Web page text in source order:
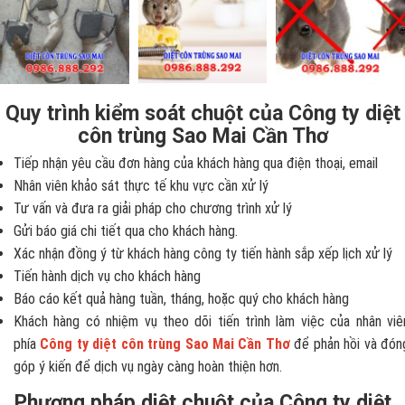
Quy trình kiểm soát chuột của Công ty diệt
côn trùng Sao Mai Cần Thơ
Tiếp nhận yêu cầu đơn hàng của khách hàng qua điện thoại, email
Nhân viên khảo sát thực tế khu vực cần xử lý
Tư vấn và đưa ra giải pháp cho chương trình xử lý
Gửi báo giá chi tiết qua cho khách hàng.
Xác nhận đồng ý từ khách hàng công ty tiến hành sắp xếp lịch xử lý
Tiến hành dịch vụ cho khách hàng
Báo cáo kết quả hàng tuần, tháng, hoặc quý cho khách hàng
Khách hàng có nhiệm vụ theo dõi tiến trình làm việc của nhân
phía Công ty diệt côn trùng Sao Mai Cần Thơ để phản hồi và
góp ý kiến để dịch vụ ngày càng hoàn thiện hơn.